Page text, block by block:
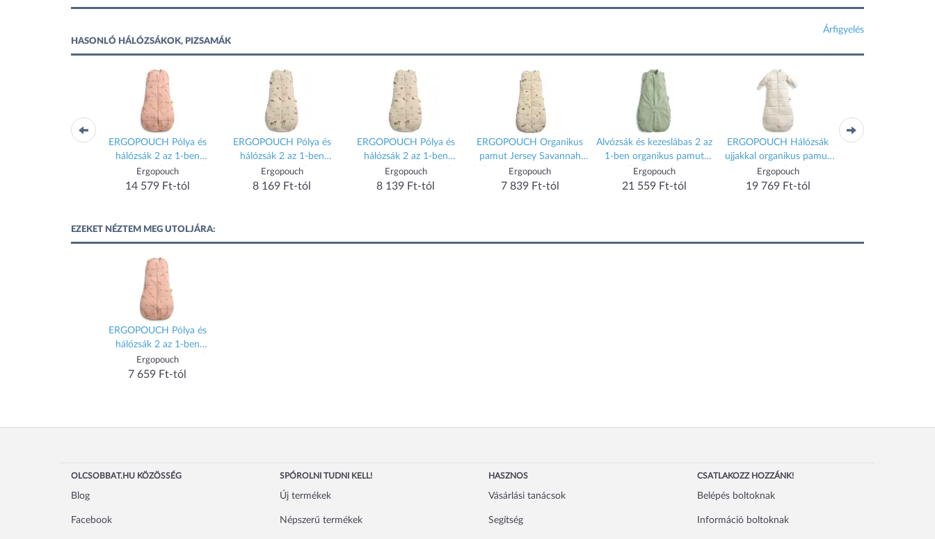
Árfigyelés
HASONLÓ HÁLÓZSÁKOK, PIZSAMÁK
Organikus
ERGOPOUCH Pólya és
hálózsák 2 az 1-ben
Cocoon Elephant Parade
0-3 hónap, 3-6 kg, 2,5 tog
Ergopouch
14 579 Ft-tól
ERGOPOUCH Pólya és
hálózsák 2 az 1-ben
Cocoon Savannah 6-12
hónap, 8-10 kg, 2,5 tog
Ergopouch
8 169 Ft-tól
ERGOPOUCH Pólya és
hálózsák 2 az 1-ben
Cocoon Savannah 0-3 hó,
3-6 kg, 2,5 tog
Ergopouch
8 139 Ft-tól
ERGOPOUCH Organikus
pamut Jersey Savannah
hálózsák 3-12 hónap, 6-10
kg, 2,5 tog
Ergopouch
7 839 Ft-tól
Alvózsák és kezeslábas 2 az
1-ben organikus pamut
Suit Willow 3-12 hónap, 6-
10 kg, 0,2 tog
Ergopouch
21 559 Ft-tól
ERGOPOUCH Hálózsák
ujjakkal organikus pamut
Jersey Oatmeal Marle 8-24
hó, 8-14 kg, 3,5 tog
Ergopouch
19 769 Ft-tól
PAMUT hálózsák
EZEKET NÉZTEM MEG UTOLJÁRA:
ERGOPOUCH Pólya és
hálózsák 2 az 1-ben
Cocoon Elephant Parade
3-6 hónap, 6-8 kg, 2,5 tog
Ergopouch
7 659 Ft-tól
OLCSOBBAT.HU KÖZÖSSÉG
Blog
Facebook
SPÓROLNI TUDNI KELL!
Új termékek
Népszerű termékek
HASZNOS
Vásárlási tanácsok
Segítség
CSATLAKOZZ HOZZÁNK!
Belépés boltoknak
Információ boltoknak